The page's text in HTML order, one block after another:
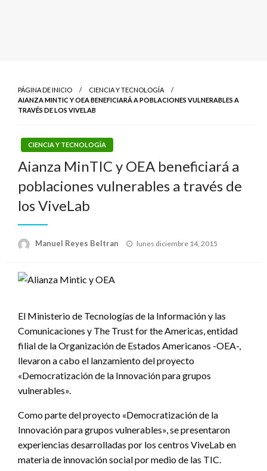
PÁGINA DE INICIO
CIENCIA Y TECNOLOGÍA
AIANZA MINTIC Y OEA BENEFICIARÁ A POBLACIONES VULNERABLES A
TRAVÉS DE LOS VIVELAB
CIENCIA Y TECNOLOGÍA
Aianza MinTIC y OEA beneficiará a
poblaciones vulnerables a través de
los ViveLab
Manuel Reyes Beltran
Publicado
lunes diciembre 14, 2015
El Ministerio de Tecnologías de la Información y las
Comunicaciones y The Trust for the Americas, entidad
filial de la Organización de Estados Americanos -OEA-,
llevaron a cabo el lanzamiento del proyecto
«Democratización de la Innovación para grupos
vulnerables».
Como parte del proyecto «Democratización de la
Innovación para grupos vulnerables», se presentaron
experiencias desarrolladas por los centros ViveLab en
materia de innovación social por medio de las TIC.